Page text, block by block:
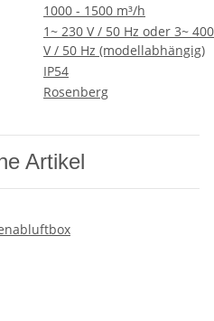
1000 - 1500 m³/h
1~ 230 V / 50 Hz oder 3~ 400
V / 50 Hz (modellabhängig)
IP54
Rosenberg
Artikel